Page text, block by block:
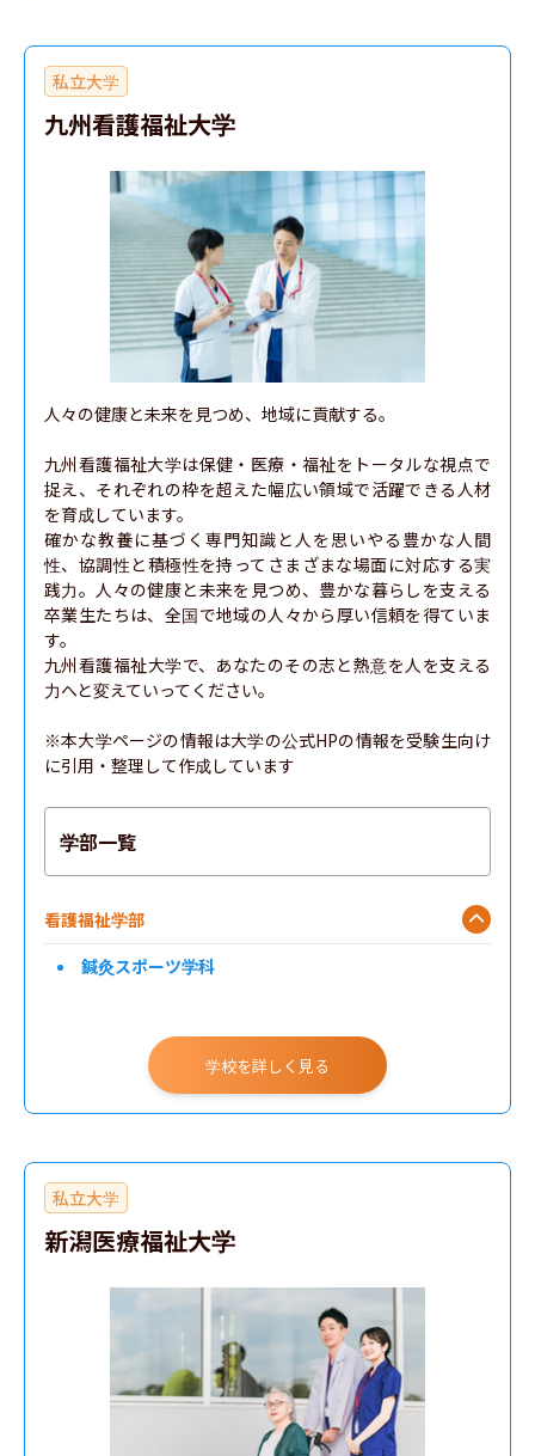
私立大学
九州看護福祉大学
人々の健康と未来を見つめ、地域に貢献する。
九州看護福祉大学は保健・医療・福祉をトータルな視点で
捉え、それぞれの枠を超えた幅広い領域で活躍できる人材
を育成しています。
確かな教養に基づく専門知識と人を思いやる豊かな人間
性、協調性と積極性を持ってさまざまな場面に対応する実
践力。人々の健康と未来を見つめ、豊かな暮らしを支える
卒業生たちは、全国で地域の人々から厚い信頼を得ていま
す。
九州看護福祉大学で、あなたのその志と熱意を人を支える
力へと変えていってください。
※本大学ページの情報は大学の公式HPの情報を受験生向け
に引用・整理して作成しています
学部一覧
看護福祉学部
鍼灸スポーツ学科
学校を詳しく見る
私立大学
新潟医療福祉大学